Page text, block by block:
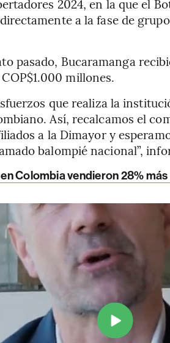
2024, en la que el
a la fase de
pasado, Bucaramanga
millones.
que realiza la
Así, recalcamos el
a la Dimayor y
balompié nacional”,
Colombia vendieron 28%